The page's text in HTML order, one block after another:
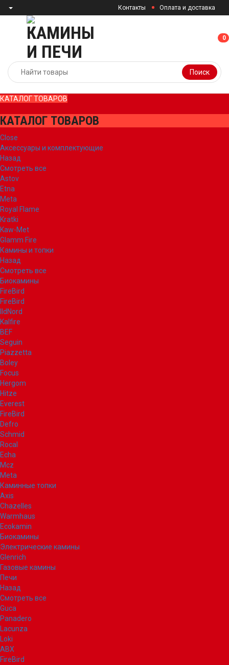
Контакты Оплата и доставка
Поиск
00
КАТАЛОГ ТОВАРОВ
КАТАЛОГ ТОВАРОВ
Close
Аксессуары и комплектующие
Назад
Смотреть все
Astov
Etna
Meta
Royal Flame
Kratki
Kaw-Met
Glamm Fire
Камины и топки
Назад
Смотреть все
Биокамины
FireBird
FireBird
IldNord
Kalfire
BEF
Seguin
Piazzetta
Boley
Focus
Hergom
Hitze
Everest
FireBird
Defro
Schmid
Rocal
Echa
Mcz
Meta
Каминные топки
Axis
Chazelles
Warmhaus
Ecokamin
Биокамины
Электрические камины
Glenrich
Газовые камины
Печи
Назад
Смотреть все
Guca
Panadero
Lacunza
Loki
ABX
FireBird